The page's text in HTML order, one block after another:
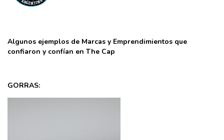
Algunos ejemplos de Marcas y Emprendimientos que
confiaron y confían en The Cap
GORRAS: